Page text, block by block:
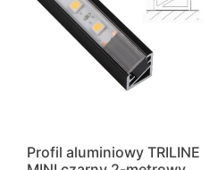
Profil aluminiowy TRILINE